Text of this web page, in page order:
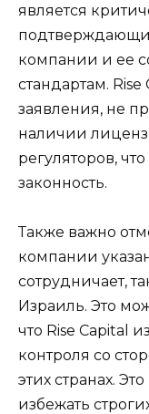
является
компании и ее
стандартам.
заявления, не
наличии
регуляторов,
законность.
Также важно
компании
сотрудничает,
Израиль. Это
что Rise Capital
контроля со
этих странах.
избежать